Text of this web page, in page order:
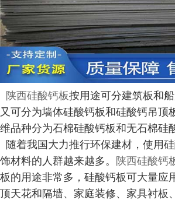
陕西硅酸钙板按用途可分建筑板和
又可分为墙体硅酸钙板和硅酸钙吊顶
维品种分为石棉硅酸钙板和无石棉硅
随着我国大力推行环保建材，使用
饰材料的人群越来越多。
陕西硅酸钙
板的用途非常多，硅酸钙板可大量应
顶天花和隔墙、家庭装修、家具衬板